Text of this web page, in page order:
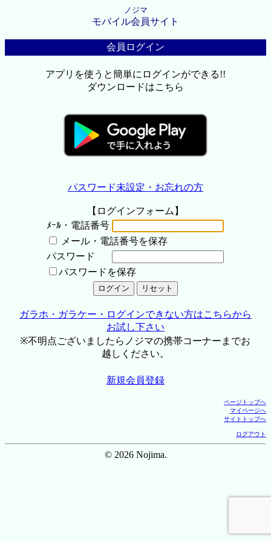
ノジマ
モバイル会員サイト
会員ログイン
アプリを使うと簡単にログインができる!!
ダウンロードはこちら
パスワード未設定・お忘れの方
【ログインフォーム】
ﾒｰﾙ・電話番号
メール・電話番号を保存
パスワード
パスワードを保存
ガラホ・ガラケー・ログインできない方はこちらから
お試し下さい
※不明点ございましたらノジマの携帯コーナーまでお
越しください。
新規会員登録
ページトップへ
マイページへ
サイトトップへ
ログアウト
© 2026 Nojima.